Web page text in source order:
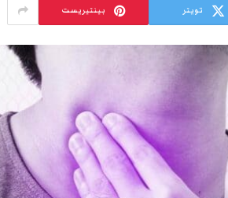
تويتر بينتيريست